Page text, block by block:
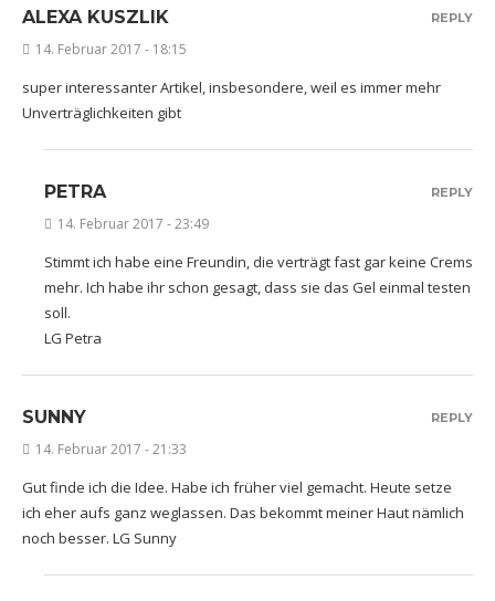
ALEXA KUSZLIK
14. Februar 2017 - 18:15
super interessanter Artikel, insbesondere, weil es immer mehr
Unverträglichkeiten gibt
REPLY
PETRA
14. Februar 2017 - 23:49
Stimmt ich habe eine Freundin, die verträgt fast gar keine Crems
mehr. Ich habe ihr schon gesagt, dass sie das Gel einmal testen
soll.
LG Petra
REPLY
SUNNY
14. Februar 2017 - 21:33
Gut finde ich die Idee. Habe ich früher viel gemacht. Heute setze
ich eher aufs ganz weglassen. Das bekommt meiner Haut nämlich
noch besser. LG Sunny
REPLY